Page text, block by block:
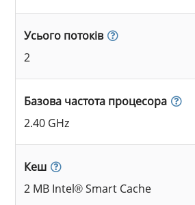
Усього потоків
2
Базова частота процесора
2.40 GHz
Кеш
2 MB Intel® Smart Cache